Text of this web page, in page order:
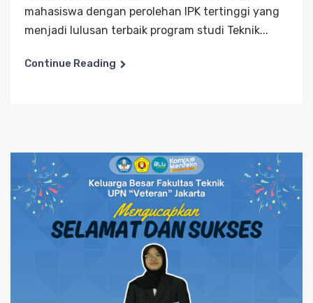
mahasiswa dengan perolehan IPK tertinggi yang
menjadi lulusan terbaik program studi Teknik...
Continue Reading